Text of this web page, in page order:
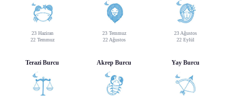
23 Haziran
22 Temmuz
23 Temmuz
22 Ağustos
23 Ağustos
22 Eylül
Terazi Burcu Akrep Burcu Yay Burcu